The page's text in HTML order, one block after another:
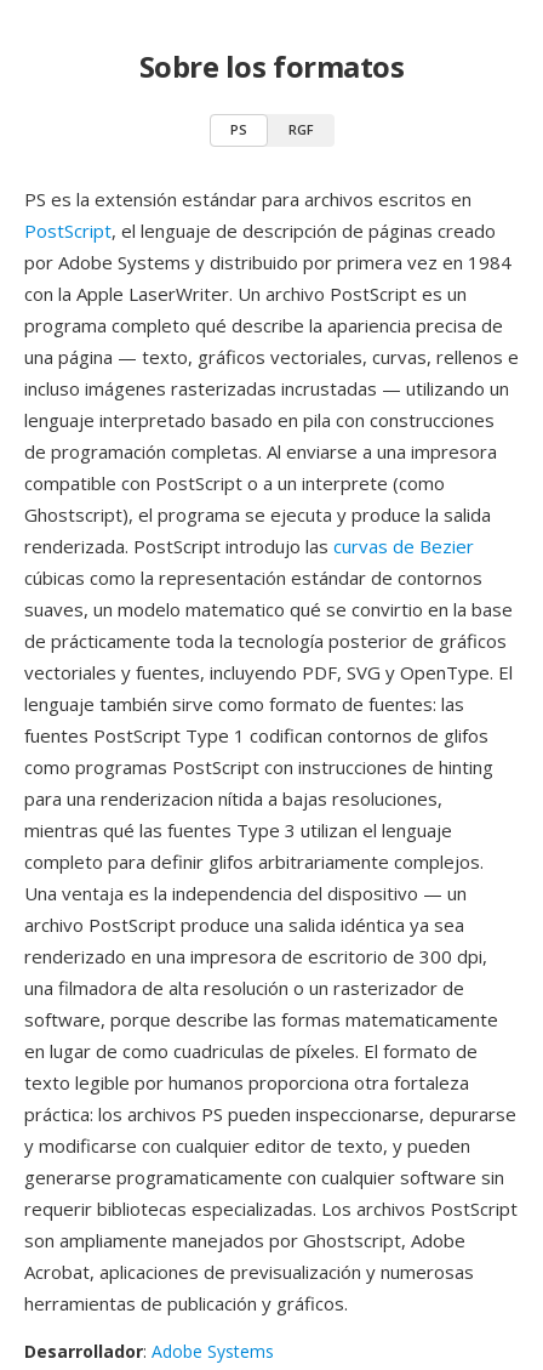
Sobre los formatos
PS RGF
PS es la extensión estándar para archivos escritos en
PostScript, el lenguaje de descripción de páginas creado
por Adobe Systems y distribuido por primera vez en 1984
con la Apple LaserWriter. Un archivo PostScript es un
programa completo qué describe la apariencia precisa de
una página — texto, gráficos vectoriales, curvas, rellenos e
incluso imágenes rasterizadas incrustadas — utilizando un
lenguaje interpretado basado en pila con construcciones
de programación completas. Al enviarse a una impresora
compatible con PostScript o a un interprete (como
Ghostscript), el programa se ejecuta y produce la salida
renderizada. PostScript introdujo las curvas de Bezier
cúbicas como la representación estándar de contornos
suaves, un modelo matematico qué se convirtio en la base
de prácticamente toda la tecnología posterior de gráficos
vectoriales y fuentes, incluyendo PDF, SVG y OpenType. El
lenguaje también sirve como formato de fuentes: las
fuentes PostScript Type 1 codifican contornos de glifos
como programas PostScript con instrucciones de hinting
para una renderizacion nítida a bajas resoluciones,
mientras qué las fuentes Type 3 utilizan el lenguaje
completo para definir glifos arbitrariamente complejos.
Una ventaja es la independencia del dispositivo — un
archivo PostScript produce una salida idéntica ya sea
renderizado en una impresora de escritorio de 300 dpi,
una filmadora de alta resolución o un rasterizador de
software, porque describe las formas matematicamente
en lugar de como cuadriculas de píxeles. El formato de
texto legible por humanos proporciona otra fortaleza
práctica: los archivos PS pueden inspeccionarse, depurarse
y modificarse con cualquier editor de texto, y pueden
generarse programaticamente con cualquier software sin
requerir bibliotecas especializadas. Los archivos PostScript
son ampliamente manejados por Ghostscript, Adobe
Acrobat, aplicaciones de previsualización y numerosas
herramientas de publicación y gráficos.
Desarrollador: Adobe Systems